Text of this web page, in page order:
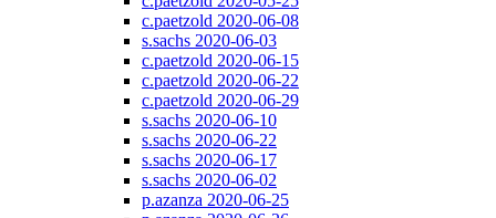
c.paetzold 2020-06-08
s.sachs 2020-06-03
c.paetzold 2020-06-15
c.paetzold 2020-06-22
c.paetzold 2020-06-29
s.sachs 2020-06-10
s.sachs 2020-06-22
s.sachs 2020-06-17
s.sachs 2020-06-02
p.azanza 2020-06-25